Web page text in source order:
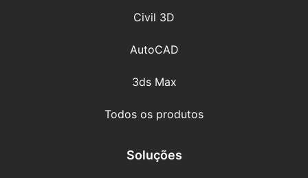
Civil 3D
AutoCAD
3ds Max
Todos os produtos
Soluções